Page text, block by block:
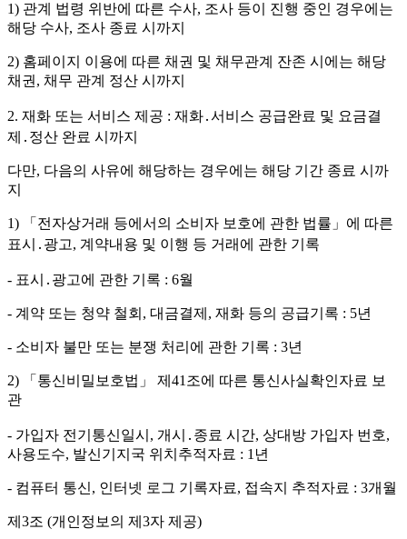
1) 관계 법령 위반에 따른 수사, 조사 등이 진행 중인 경우에는
해당 수사, 조사 종료 시까지
2) 홈페이지 이용에 따른 채권 및 채무관계 잔존 시에는 해당
채권, 채무 관계 정산 시까지
2. 재화 또는 서비스 제공 : 재화․서비스 공급완료 및 요금결
제․정산 완료 시까지
다만, 다음의 사유에 해당하는 경우에는 해당 기간 종료 시까
지
1) 「전자상거래 등에서의 소비자 보호에 관한 법률」에 따른
표시․광고, 계약내용 및 이행 등 거래에 관한 기록
- 표시․광고에 관한 기록 : 6월
- 계약 또는 청약 철회, 대금결제, 재화 등의 공급기록 : 5년
- 소비자 불만 또는 분쟁 처리에 관한 기록 : 3년
2) 「통신비밀보호법」 제41조에 따른 통신사실확인자료 보
관
- 가입자 전기통신일시, 개시․종료 시간, 상대방 가입자 번호,
사용도수, 발신기지국 위치추적자료 : 1년
- 컴퓨터 통신, 인터넷 로그 기록자료, 접속지 추적자료 : 3개월
제3조 (개인정보의 제3자 제공)